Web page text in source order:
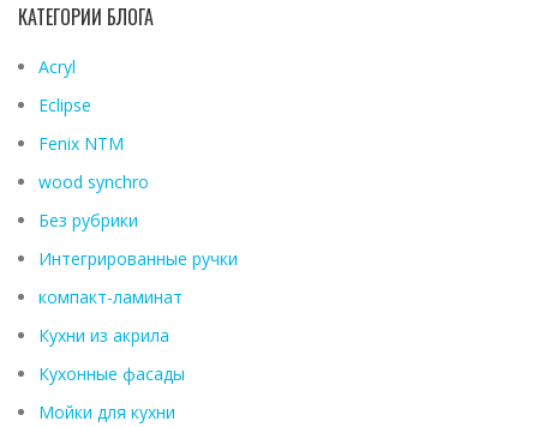
КАТЕГОРИИ БЛОГА
Acryl
Eclipse
Fenix ​​NTM
wood synchro
Без рубрики
Интегрированные ручки
компакт-ламинат
Кухни из акрила
Кухонные фасады
Мойки для кухни